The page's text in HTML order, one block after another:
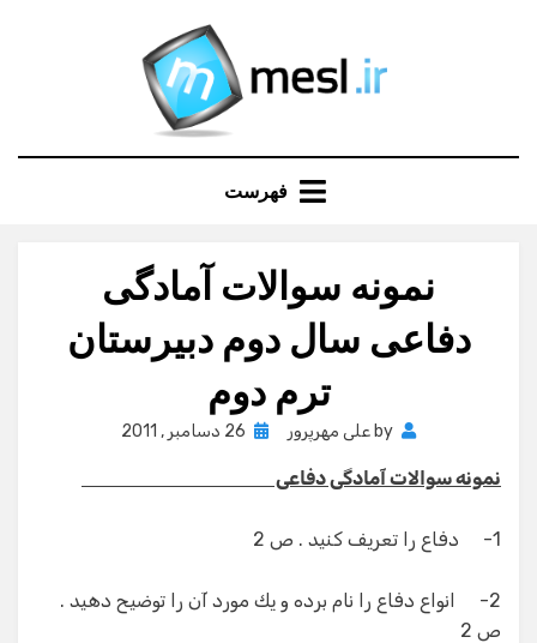
فهرست
نمونه سوالات آمادگی
دفاعی سال دوم دبیرستان
ترم دوم
by علی مهرپرور
Posted
26 دسامبر , 2011
نمونه سوالات آمادگی دفاعی
1- دفاع را تعریف كنید . ص 2
2- انواع دفاع را نام برده و یك مورد آن را توضیح دهید .
ص 2